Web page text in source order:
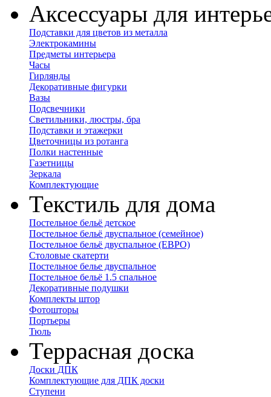
Аксессуары для
Подставки для цветов из металла
Электрокамины
Предметы интерьера
Часы
Гирлянды
Декоративные фигурки
Вазы
Подсвечники
Светильники, люстры, бра
Подставки и этажерки
Цветочницы из ротанга
Полки настенные
Газетницы
Зеркала
Комплектующие
Текстиль для дома
Постельное бельё детское
Постельное бельё двуспальное (семейное)
Постельное бельё двуспальное (ЕВРО)
Столовые скатерти
Постельное белье двуспальное
Постельное бельё 1.5 спальное
Декоративные подушки
Комплекты штор
Фотошторы
Портьеры
Тюль
Террасная доска
Доски ДПК
Комплектующие для ДПК доски
Ступени